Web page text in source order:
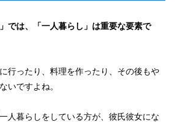
では、「一人暮らし」は重要な要素で
行ったり、料理を作ったり、その後もや
いですよね。
人暮らしをしている方が、彼氏彼女にな